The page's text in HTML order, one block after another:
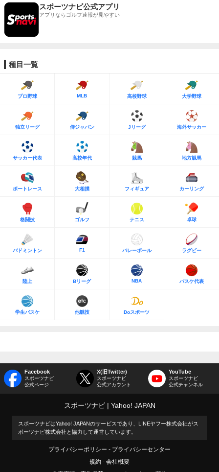
スポーツナビ公式アプリ
アプリならゴルフ速報が見やすい
種目一覧
プロ野球 MLB 高校野球 大学野球
独立リーグ 侍ジャパン Jリーグ 海外サッカー
サッカー代表 高校年代 競馬 地方競馬
ボートレース 大相撲 フィギュア カーリング
格闘技 ゴルフ テニス 卓球
バドミントン F1 バレーボール ラグビー
陸上 Bリーグ NBA バスケ代表
学生バスケ 他競技 Doスポーツ
Facebook
スポーツナビ
公式ページ
X(旧Twitter)
スポーツナビ
公式アカウント
YouTube
スポーツナビ
公式チャンネル
スポーツナビ Yahoo! JAPAN
スポーツナビはYahoo! JAPANのサービスであり、LINEヤフー株式会社がス
ポーツナビ株式会社と協力して運営しています。
プライバシーポリシー
プライバシーセンター
規約
会社概要